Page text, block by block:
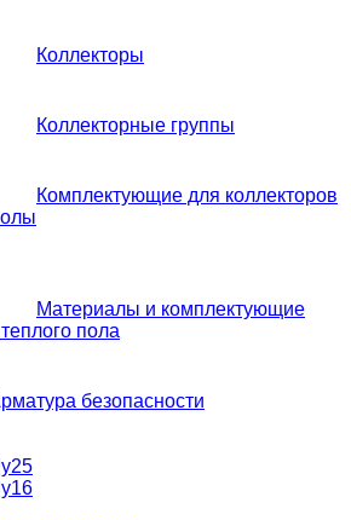
Коллекторы
Коллекторные группы
Комплектующие для коллекторов
Материалы и комплектующие
пола
безопасности